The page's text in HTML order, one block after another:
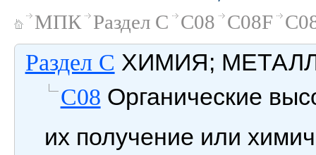
МПК Раздел C C08 C08F
Раздел C ХИМИЯ;
C08 Органические
их получение или